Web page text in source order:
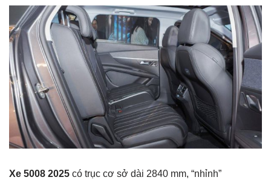
Xe 5008 2025 có trục cơ sở dài 2840 mm, “nhỉnh”